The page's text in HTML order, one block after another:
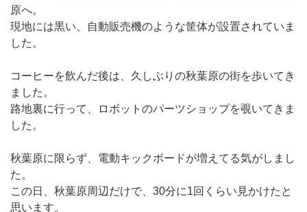
原へ。
現地には黒い、自動販売機のような筐体が設置されていま
した。
コーヒーを飲んだ後は、久しぶりの秋葉原の街を歩いてき
ました。
路地裏に行って、ロボットのパーツショップを覗いてきま
した。
秋葉原に限らず、電動キックボードが増えてる気がしまし
た。
この日、秋葉原周辺だけで、30分に1回くらい見かけたと
思います。